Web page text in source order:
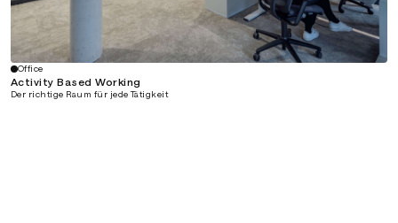
Office
Activity Based Working
Der richtige Raum für jede Tätigkeit